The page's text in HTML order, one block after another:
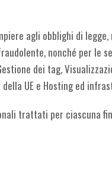
agli obblighi di
nonché per le
dei tag,
UE e Hosting ed
trattati per ciascuna